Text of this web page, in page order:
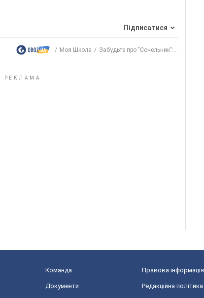
Підписатися
Моя Школа Забудьте про "Сочельник":...
Команда Правова інформація
Документи Редакційна політика